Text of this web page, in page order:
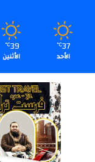
37
℃
الأحد
39
℃
الأثنين